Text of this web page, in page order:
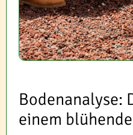
Bodenanalyse:
einem